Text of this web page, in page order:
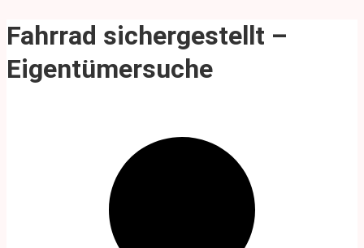
Fahrrad sichergestellt –
Eigentümersuche